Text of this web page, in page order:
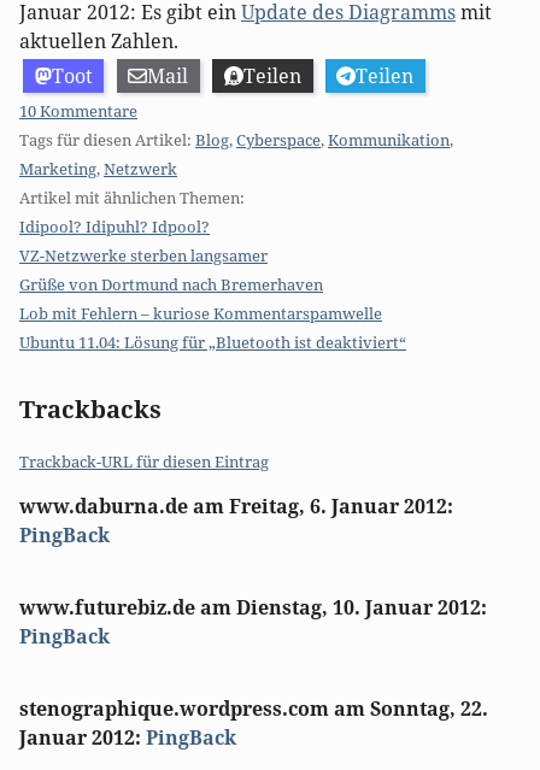
Januar 2012: Es gibt einUpdate des Diagrammsmit
aktuellen Zahlen.
Toot
Mail Teilen Teilen
10 Kommentare
Tags für diesen Artikel: Blog,Cyberspace,Kommunikation,
Marketing,Netzwerk
Artikel mit ähnlichen Themen:
Idipool? Idipuhl? Idpool?
VZ-Netzwerke sterben langsamer
Grüße von Dortmund nach Bremerhaven
Lob mit Fehlern – kuriose Kommentarspamwelle
Ubuntu 11.04: Lösung für „Bluetooth ist deaktiviert“
Trackbacks
Trackback-URL für diesen Eintrag
www.daburna.deamFreitag, 6. Januar 2012:
PingBack
Anzeige
des
Inhaltes
Trackbacks
ist
www.futurebiz.deamDienstag, 10. Januar 2012:
PingBack
Anzeige
des
Inhaltes
stenographique.wordpress.comamSonntag, 22.
Januar 2012: PingBack